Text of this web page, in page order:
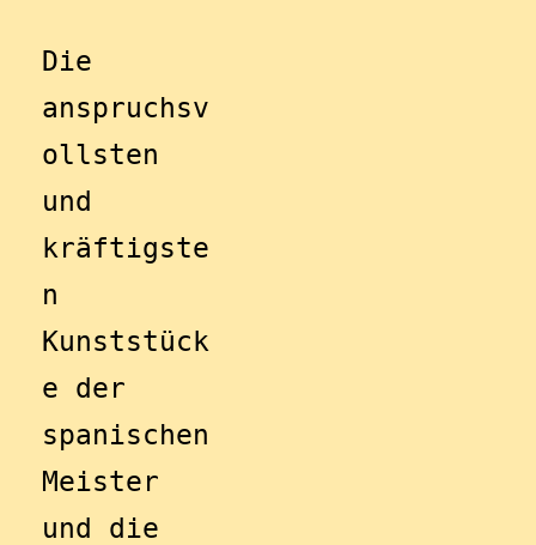
Die
anspruchsv
ollsten
und
kräftigste
n
Kunststück
e der
spanischen
Meister
und die